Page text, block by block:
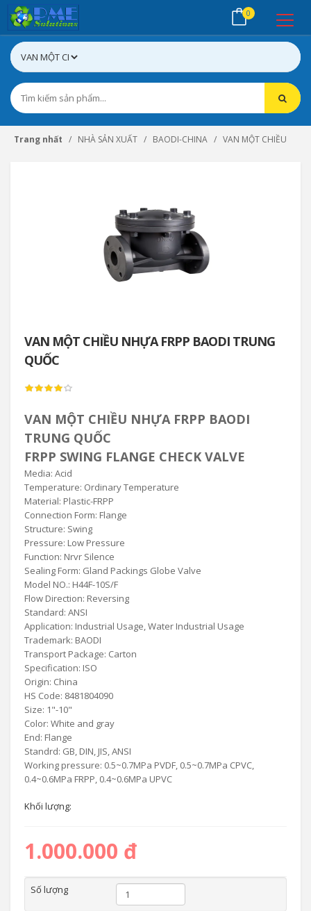
0
Trang nhất NHÀ SẢN XUẤT BAODI-CHINA VAN MỘT CHIỀU
VAN MỘT CHIỀU NHỰA FRPP BAODI TRUNG
QUỐC
VAN MỘT CHIỀU NHỰA FRPP BAODI
TRUNG QUỐC
FRPP SWING FLANGE CHECK VALVE
Media: Acid
Temperature: Ordinary Temperature
Material: Plastic-FRPP
Connection Form: Flange
Structure: Swing
Pressure: Low Pressure
Function: Nrvr Silence
Sealing Form: Gland Packings Globe Valve
Model NO.: H44F-10S/F
Flow Direction: Reversing
Standard: ANSI
Application: Industrial Usage, Water Industrial Usage
Trademark: BAODI
Transport Package: Carton
Specification: ISO
Origin: China
HS Code: 8481804090
Size: 1"-10"
Color: White and gray
End: Flange
Standrd: GB, DIN, JIS, ANSI
Working pressure: 0.5~0.7MPa PVDF, 0.5~0.7MPa CPVC,
0.4~0.6MPa FRPP, 0.4~0.6MPa UPVC
Khối lượng:
1.000.000 đ
Số lượng